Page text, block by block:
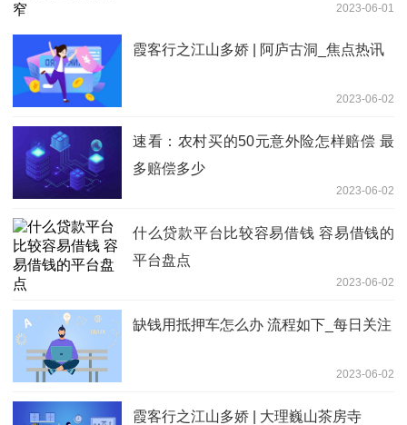
2023-06-01
霞客行之江山多娇 | 阿庐古洞_焦点热讯
2023-06-02
速看：农村买的50元意外险怎样赔偿 最
多赔偿多少
2023-06-02
什么贷款平台比较容易借钱 容易借钱的
平台盘点
2023-06-02
缺钱用抵押车怎么办 流程如下_每日关注
2023-06-02
霞客行之江山多娇 | 大理巍山茶房寺